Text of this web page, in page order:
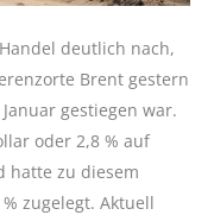
deutlich nach,
Brent gestern
gestiegen war.
oder 2,8 % auf
hatte zu diesem
zugelegt. Aktuell